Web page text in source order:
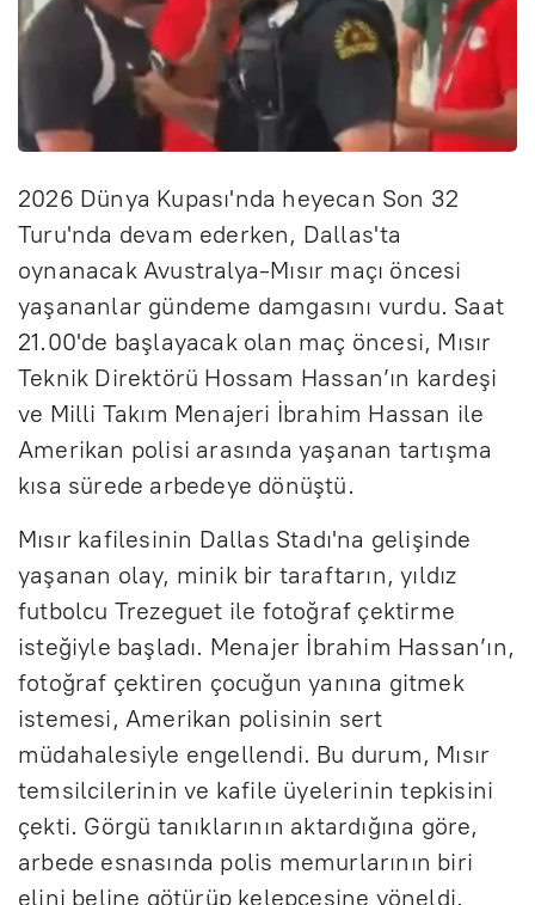
2026 Dünya Kupası'nda heyecan Son 32
Turu'nda devam ederken, Dallas'ta
oynanacak Avustralya-Mısır maçı öncesi
yaşananlar gündeme damgasını vurdu. Saat
21.00'de başlayacak olan maç öncesi, Mısır
Teknik Direktörü Hossam Hassan’ın kardeşi
ve Milli Takım Menajeri İbrahim Hassan ile
Amerikan polisi arasında yaşanan tartışma
kısa sürede arbedeye dönüştü.
Mısır kafilesinin Dallas Stadı'na gelişinde
yaşanan olay, minik bir taraftarın, yıldız
futbolcu Trezeguet ile fotoğraf çektirme
isteğiyle başladı. Menajer İbrahim Hassan’ın,
fotoğraf çektiren çocuğun yanına gitmek
istemesi, Amerikan polisinin sert
müdahalesiyle engellendi. Bu durum, Mısır
temsilcilerinin ve kafile üyelerinin tepkisini
çekti. Görgü tanıklarının aktardığına göre,
arbede esnasında polis memurlarının biri
elini beline götürüp kelepçesine yöneldi.